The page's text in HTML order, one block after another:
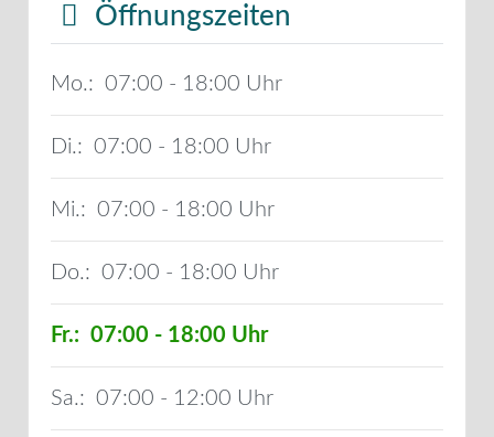
Öffnungszeiten
Mo.: 07:00 - 18:00
Di.: 07:00 - 18:00
Mi.: 07:00 - 18:00
Do.: 07:00 - 18:00
Fr.: 07:00 - 18:00
Sa.: 07:00 - 12:00